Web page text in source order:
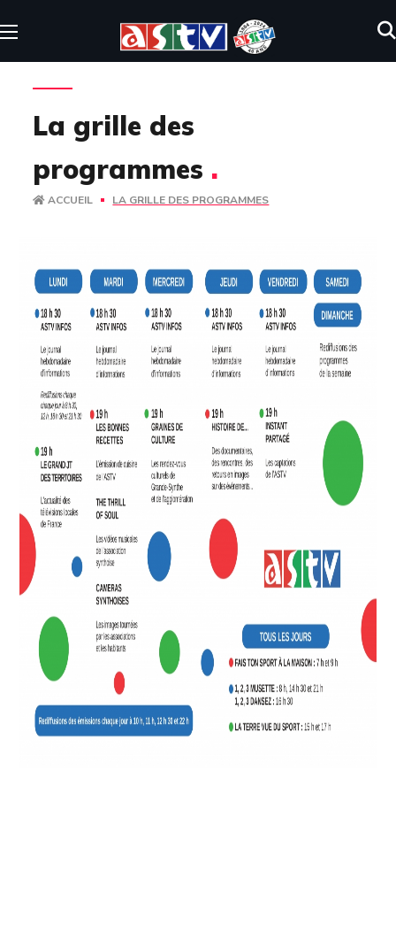
La grille des
programmes .
ACCUEIL LA GRILLE DES PROGRAMMES